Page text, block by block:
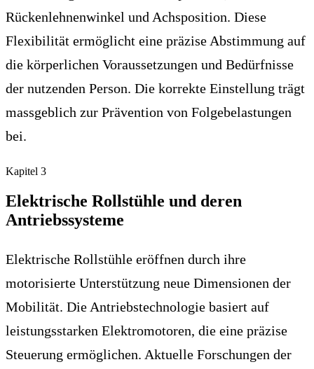
Rückenlehnenwinkel und Achsposition. Diese
Flexibilität ermöglicht eine präzise Abstimmung auf
die körperlichen Voraussetzungen und Bedürfnisse
der nutzenden Person. Die korrekte Einstellung trägt
massgeblich zur Prävention von Folgebelastungen
bei.
Kapitel 3
Elektrische Rollstühle und deren
Antriebssysteme
Elektrische Rollstühle eröffnen durch ihre
motorisierte Unterstützung neue Dimensionen der
Mobilität. Die Antriebstechnologie basiert auf
leistungsstarken Elektromotoren, die eine präzise
Steuerung ermöglichen. Aktuelle Forschungen der